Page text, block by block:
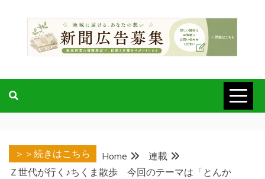
＞＞続きはこちら Home
連載
Ｚ世代が行く♪ちくま散歩 今回のテーマは「とんか